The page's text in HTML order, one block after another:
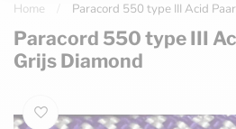
Home Paracord 550 type III Acid
Paracord 550 type III
Grijs Diamond